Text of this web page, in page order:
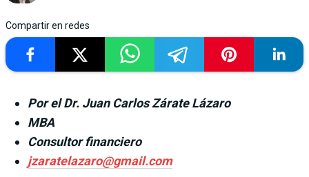
Compartir en redes
Por el Dr. Juan Carlos Zárate Lázaro
MBA
Consultor financiero
jzaratelazaro@gmail.com